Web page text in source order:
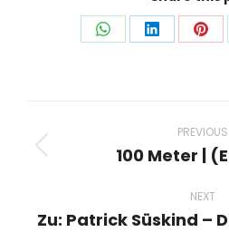
Share Share
navigation
PREVIOUS
100 Meter |
NEXT
Zu: Patrick Süskind –